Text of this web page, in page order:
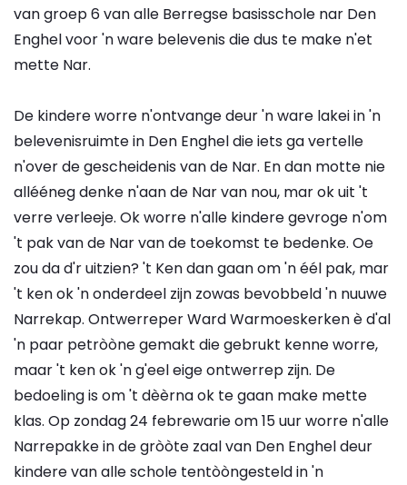
van groep 6 van alle Berregse basisschole nar Den
Enghel voor 'n ware belevenis die dus te make n'et
mette Nar.
De kindere worre n'ontvange deur 'n ware lakei in 'n
belevenisruimte in Den Enghel die iets ga vertelle
n'over de gescheidenis van de Nar. En dan motte nie
allééneg denke n'aan de Nar van nou, mar ok uit 't
verre verleeje. Ok worre n'alle kindere gevroge n'om
't pak van de Nar van de toekomst te bedenke. Oe
zou da d'r uitzien? 't Ken dan gaan om 'n éél pak, mar
't ken ok 'n onderdeel zijn zowas bevobbeld 'n nuuwe
Narrekap. Ontwerreper Ward Warmoeskerken è d'al
'n paar petròòne gemakt die gebrukt kenne worre,
maar 't ken ok 'n g'eel eige ontwerrep zijn. De
bedoeling is om 't dèèrna ok te gaan make mette
klas. Op zondag 24 febrewarie om 15 uur worre n'alle
Narrepakke in de gròòte zaal van Den Enghel deur
kindere van alle schole tentòòngesteld in 'n